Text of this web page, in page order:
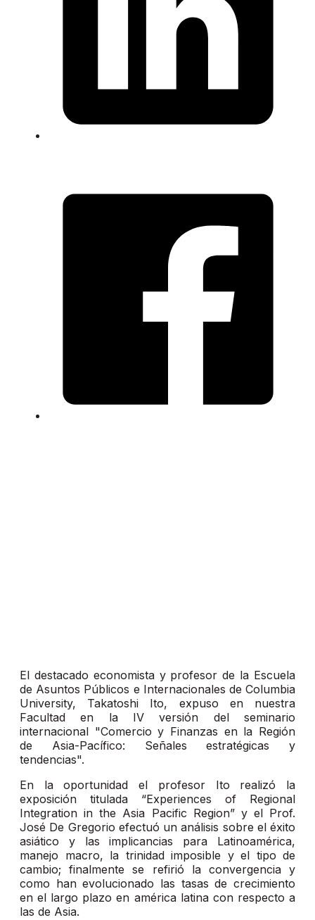
El destacado economista y profesor de la Escuela
de Asuntos Públicos e Internacionales de Columbia
University, Takatoshi Ito, expuso en nuestra
Facultad en la IV versión del seminario
internacional "Comercio y Finanzas en la Región
de Asia-Pacífico: Señales estratégicas y
tendencias".
En la oportunidad el profesor Ito realizó la
exposición titulada “Experiences of Regional
Integration in the Asia Pacific Region” y el Prof.
José De Gregorio efectuó un análisis sobre el éxito
asiático y las implicancias para Latinoamérica,
manejo macro, la trinidad imposible y el tipo de
cambio; finalmente se refirió la convergencia y
como han evolucionado las tasas de crecimiento
en el largo plazo en américa latina con respecto a
las de Asia.